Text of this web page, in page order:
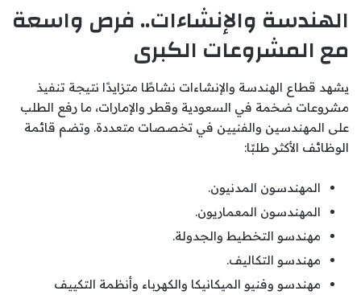
الهندسة والإنشاءات.. فرص واسعة
مع المشروعات الكبرى
يشهد قطاع الهندسة والإنشاءات نشاطًا متزايدًا نتيجة تنفيذ
مشروعات ضخمة في السعودية وقطر والإمارات، ما رفع الطلب
على المهندسين والفنيين في تخصصات متعددة. وتضم قائمة
الوظائف الأكثر طلبًا:
المهندسون المدنيون.
المهندسون المعماريون.
مهندسو التخطيط والجدولة.
مهندسو التكاليف.
مهندسو وفنيو الميكانيكا والكهرباء وأنظمة التكييف